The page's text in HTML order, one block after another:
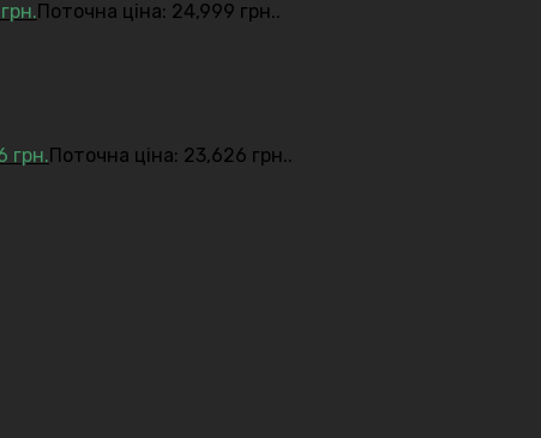
грн. Поточна ціна: 24,999 грн..
грн.Поточна ціна: 23,626 грн..